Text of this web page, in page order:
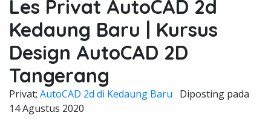
Les Privat AutoCAD 2d
Kedaung Baru | Kursus
Design AutoCAD 2D
Tangerang
Privat; AutoCAD 2d di Kedaung Baru
Diposting pada
14 Agustus 2020